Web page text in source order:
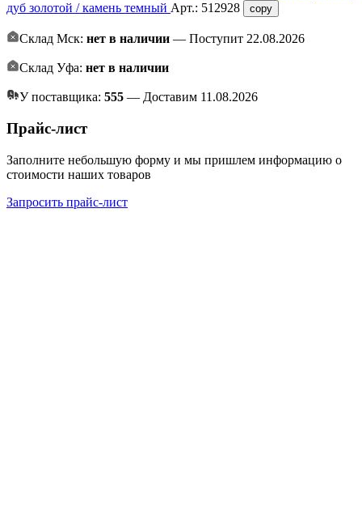
дуб золотой / камень темный Арт.: 512928 copy
Склад Мск: нет в наличии — Поступит 22.08.2026
Склад Уфа: нет в наличии
У поставщика: 555 — Доставим 11.08.2026
Прайс-лист
Заполните небольшую форму и мы пришлем информацию о
стоимости наших товаров
Запросить прайс-лист